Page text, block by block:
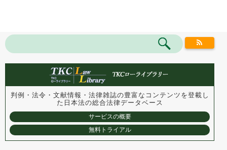
判例・法令・文献情報・法律雑誌の豊富なコンテンツを登載し
た 日本法の総合法律データベース
サービスの概要
無料トライアル